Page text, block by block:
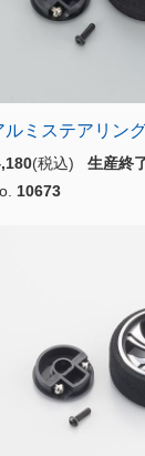
ルミステアリン
(税込) 生産終
10673